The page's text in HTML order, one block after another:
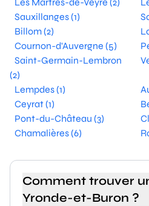
Sauxillanges (1)
Billom (2)
Cournon-d'Auvergne (5)
Saint-Germain-Lembron
(2)
Lempdes (1)
Ceyrat (1)
Pont-du-Château (3)
Chamalières (6)
Comment trouver
Yronde-et-Buron ?